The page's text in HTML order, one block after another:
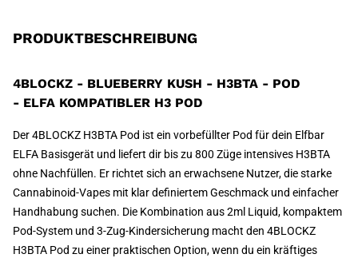
PRODUKTBESCHREIBUNG
4BLOCKZ - BLUEBERRY KUSH - H3BTA - POD
- ELFA KOMPATIBLER H3 POD
Der 4BLOCKZ H3BTA Pod ist ein vorbefüllter Pod für dein Elfbar
ELFA Basisgerät und liefert dir bis zu 800 Züge intensives H3BTA
ohne Nachfüllen. Er richtet sich an erwachsene Nutzer, die starke
Cannabinoid-Vapes mit klar definiertem Geschmack und einfacher
Handhabung suchen. Die Kombination aus 2ml Liquid, kompaktem
Pod-System und 3-Zug-Kindersicherung macht den 4BLOCKZ
H3BTA Pod zu einer praktischen Option, wenn du ein kräftiges